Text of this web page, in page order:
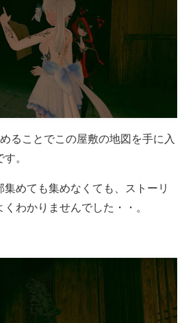
ることでこの屋敷の地図を手に入
。
めても集めなくても、ストーリ
わかりませんでした・・。